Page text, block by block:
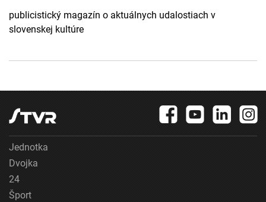
publicistický magazín o aktuálnych udalostiach v
slovenskej kultúre
Jednotka
Dvojka
24
Šport